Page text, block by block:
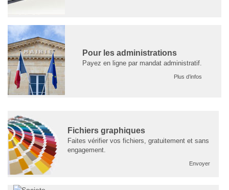
Pour les administrations
Payez en ligne par mandat administratif.
Plus d’infos
Fichiers graphiques
Faites vérifier vos fichiers, gratuitement et sans
engagement.
Envoyer